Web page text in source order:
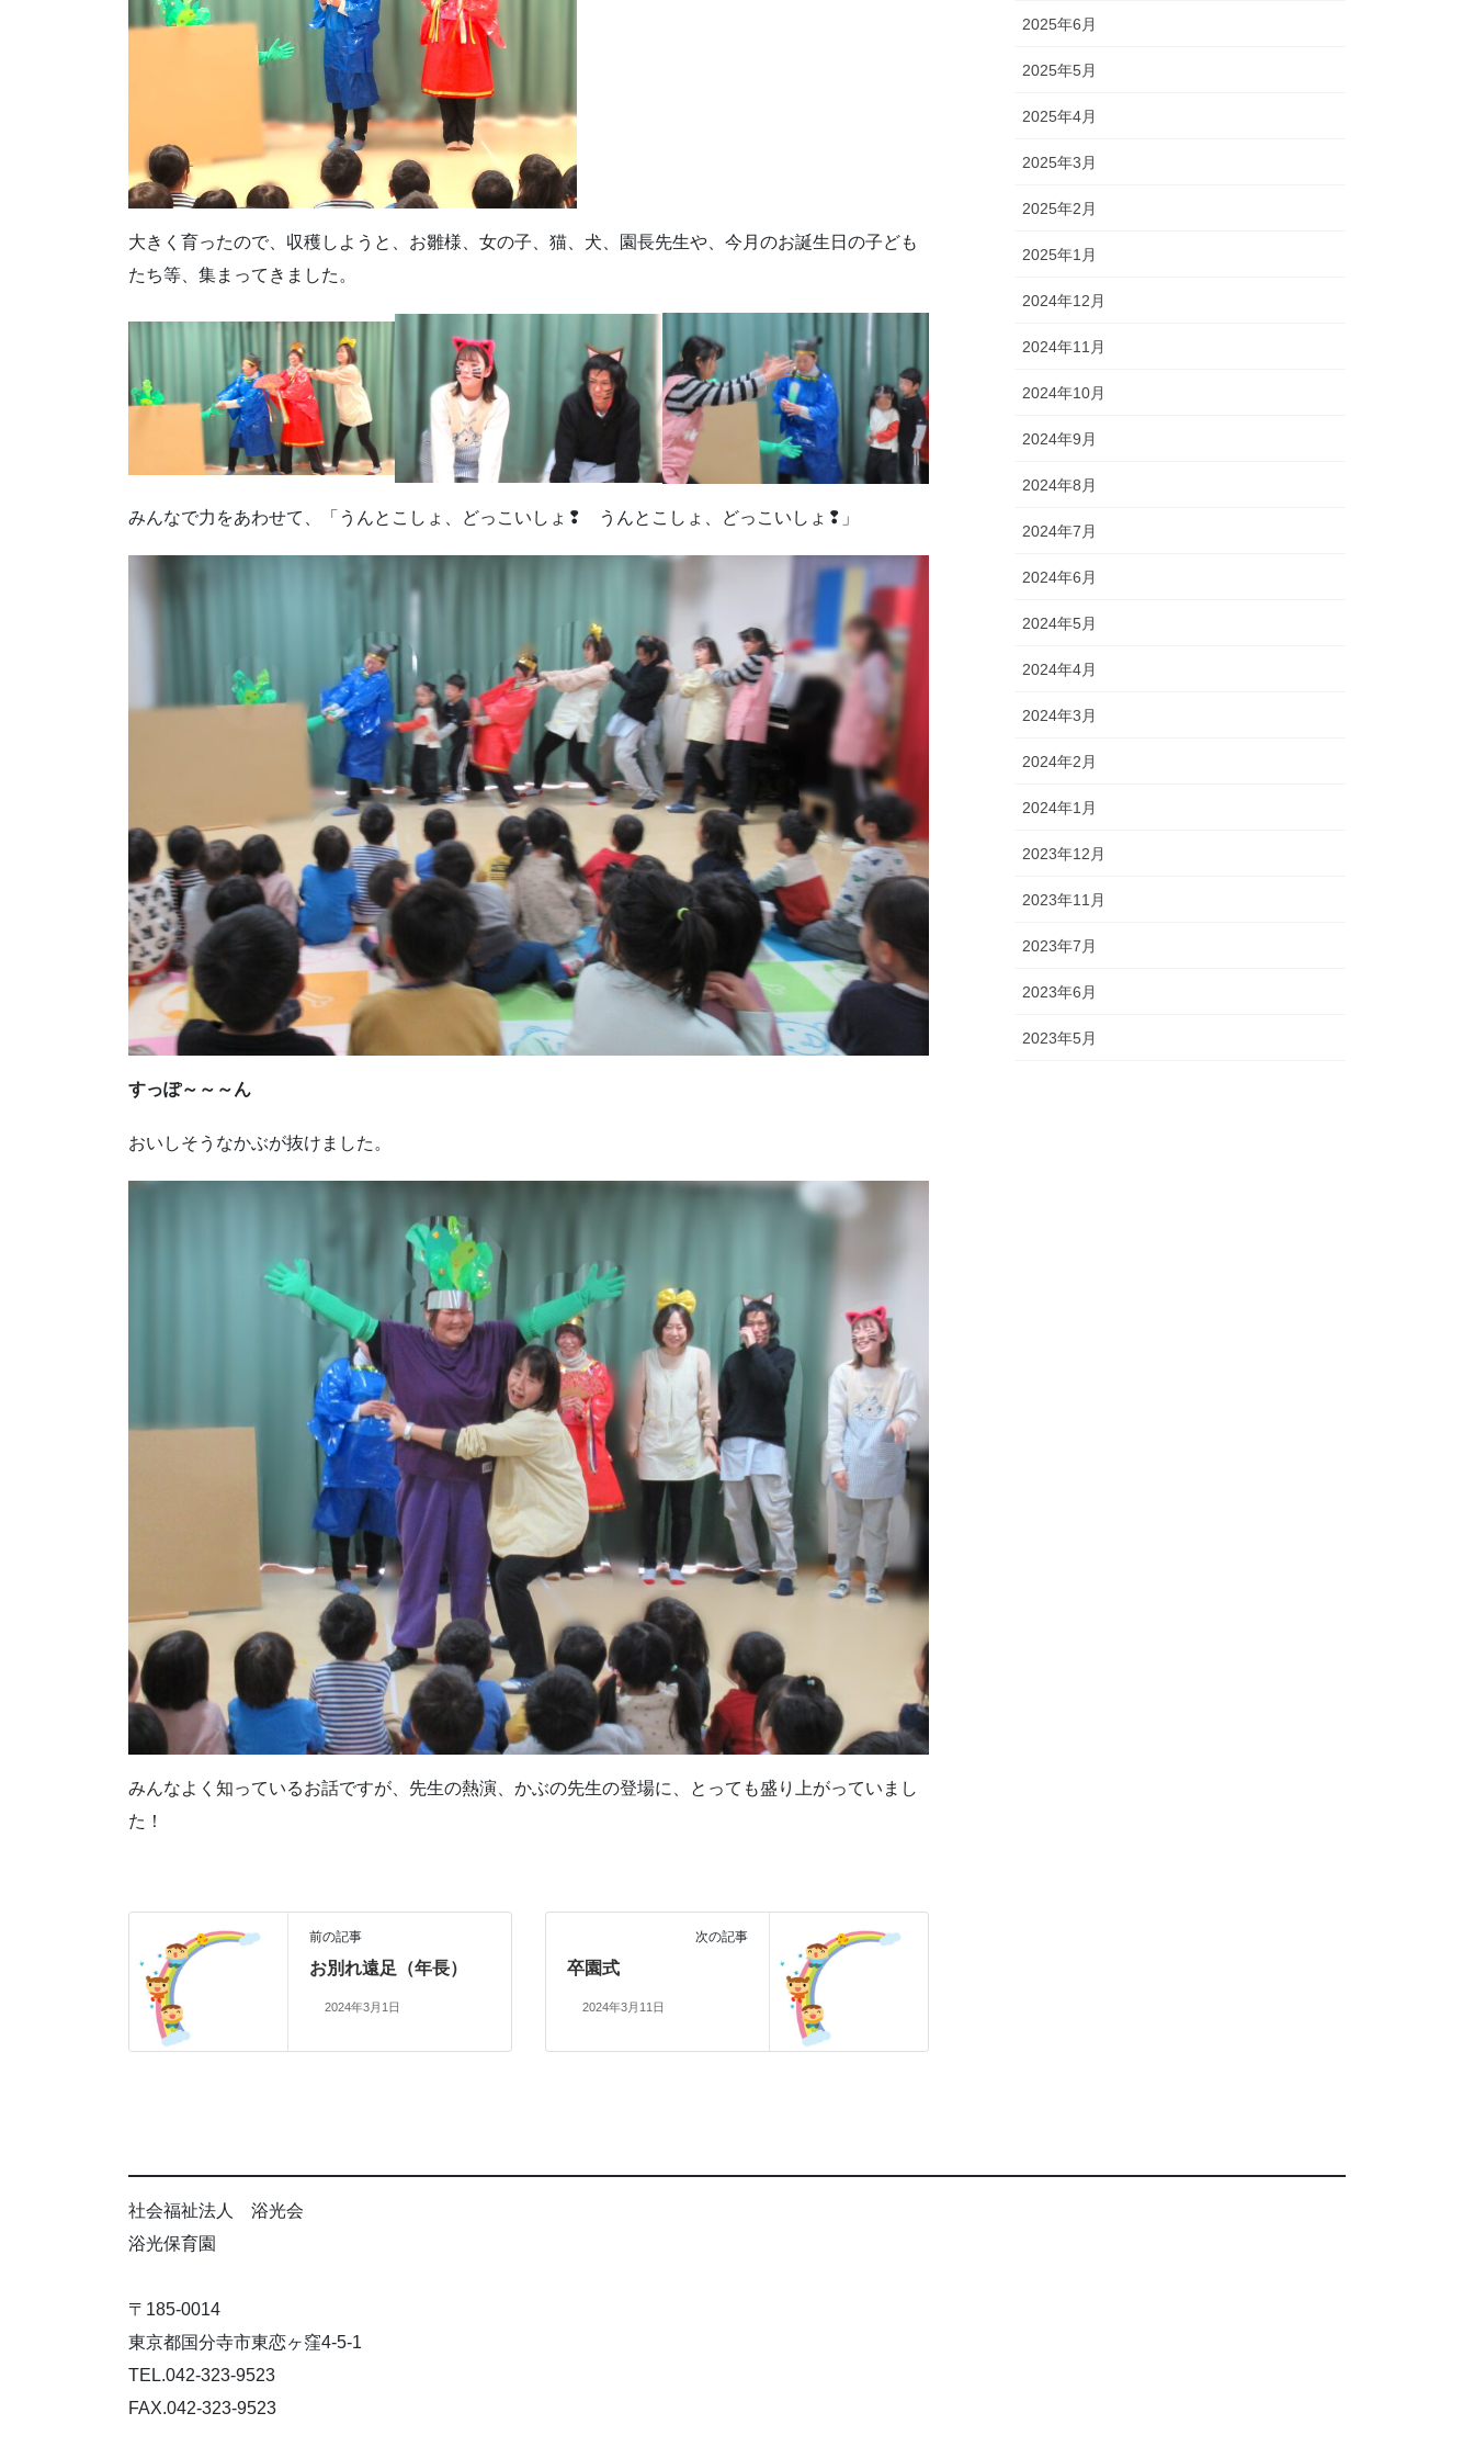
大きく育ったので、収穫しようと、お雛様、女の子、猫、犬、園長先生や、今月のお誕生日の子ども
たち等、集まってきました。
みんなで力をあわせて、「うんとこしょ、どっこいしょ❢ うんとこしょ、どっこいしょ❢」
すっぽ～～～ん
おいしそうなかぶが抜けました。
みんなよく知っているお話ですが、先生の熱演、かぶの先生の登場に、とっても盛り上がっていまし
た！
前の記事
お別れ遠足（年長）
2024年3月1日
次の記事
卒園式
2024年3月11日
2025年6月
2025年5月
2025年4月
2025年3月
2025年2月
2025年1月
2024年12月
2024年11月
2024年10月
2024年9月
2024年8月
2024年7月
2024年6月
2024年5月
2024年4月
2024年3月
2024年2月
2024年1月
2023年12月
2023年11月
2023年7月
2023年6月
2023年5月
社会福祉法人 浴光会
浴光保育園
〒185-0014
東京都国分寺市東恋ヶ窪4-5-1
TEL.042-323-9523
FAX.042-323-9523